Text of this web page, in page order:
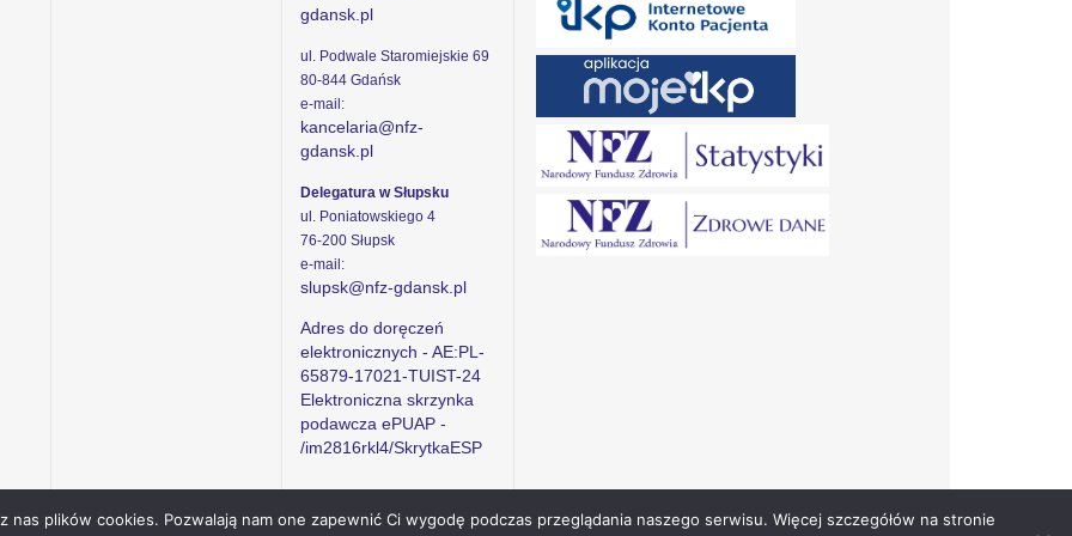
gdansk.pl
ul. Podwale Staromiejskie 69
80-844 Gdańsk
e-mail:
kancelaria@nfz-
gdansk.pl
Delegatura w Słupsku
ul. Poniatowskiego 4
76-200 Słupsk
e-mail:
slupsk@nfz-gdansk.pl
Adres do doręczeń
elektronicznych - AE:PL-
65879-17021-TUIST-24
Elektroniczna skrzynka
podawcza ePUAP -
/im2816rkl4/SkrytkaESP
plików cookies. Pozwalają nam one zapewnić Ci wygodę podczas przeglądania naszego serwisu. Więcej szczegółów na stronie